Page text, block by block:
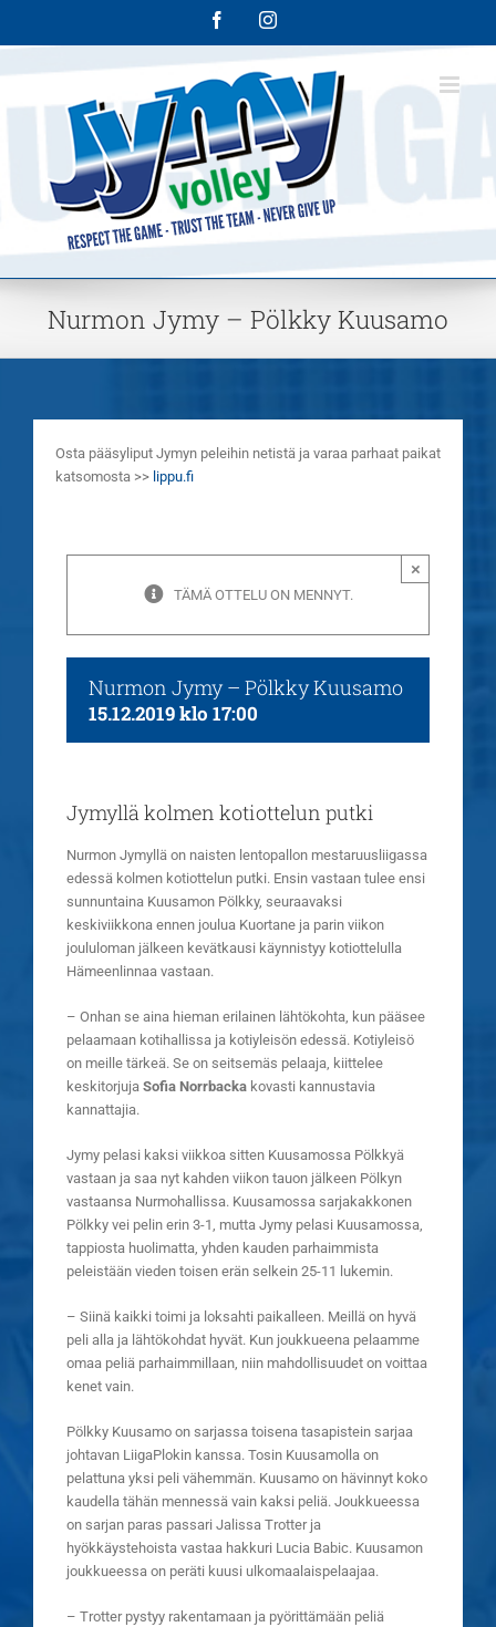
FacebookInstagram
Nurmon Jymy – Pölkky Kuusamo
Osta pääsyliput Jymyn peleihin netistä ja varaa parhaat paikat
katsomosta >> lippu.fi
TÄMÄ OTTELU ON MENNYT.
×
Nurmon Jymy – Pölkky Kuusamo
15.12.2019 klo 17:00
Jymyllä kolmen kotiottelun putki
Nurmon Jymyllä on naisten lentopallon mestaruusliigassa
edessä kolmen kotiottelun putki. Ensin vastaan tulee ensi
sunnuntaina Kuusamon Pölkky, seuraavaksi
keskiviikkona ennen joulua Kuortane ja parin viikon
joululoman jälkeen kevätkausi käynnistyy kotiottelulla
Hämeenlinnaa vastaan.
– Onhan se aina hieman erilainen lähtökohta, kun pääsee
pelaamaan kotihallissa ja kotiyleisön edessä. Kotiyleisö
on meille tärkeä. Se on seitsemäs pelaaja, kiittelee
keskitorjuja Sofia Norrbacka kovasti kannustavia
kannattajia.
Jymy pelasi kaksi viikkoa sitten Kuusamossa Pölkkyä
vastaan ja saa nyt kahden viikon tauon jälkeen Pölkyn
vastaansa Nurmohallissa. Kuusamossa sarjakakkonen
Pölkky vei pelin erin 3-1, mutta Jymy pelasi Kuusamossa,
tappiosta huolimatta, yhden kauden parhaimmista
peleistään vieden toisen erän selkein 25-11 lukemin.
– Siinä kaikki toimi ja loksahti paikalleen. Meillä on hyvä
peli alla ja lähtökohdat hyvät. Kun joukkueena pelaamme
omaa peliä parhaimmillaan, niin mahdollisuudet on voittaa
kenet vain.
Pölkky Kuusamo on sarjassa toisena tasapistein sarjaa
johtavan LiigaPlokin kanssa. Tosin Kuusamolla on
pelattuna yksi peli vähemmän. Kuusamo on hävinnyt koko
kaudella tähän mennessä vain kaksi peliä. Joukkueessa
on sarjan paras passari Jalissa Trotter ja
hyökkäystehoista vastaa hakkuri Lucia Babic. Kuusamon
joukkueessa on peräti kuusi ulkomaalaispelaajaa.
– Trotter pystyy rakentamaan ja pyörittämään peliä